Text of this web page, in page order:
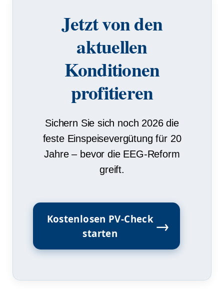
Jetzt von den
aktuellen
Konditionen
profitieren
Sichern Sie sich noch 2026 die
feste Einspeisevergütung für 20
Jahre – bevor die EEG-Reform
greift.
Kostenlosen PV-Check
starten